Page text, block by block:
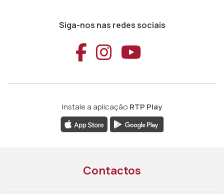
Siga-nos nas redes sociais
Aceder ao
Aceder ao
Aceder
Instale a aplicação RTP Play
Contactos